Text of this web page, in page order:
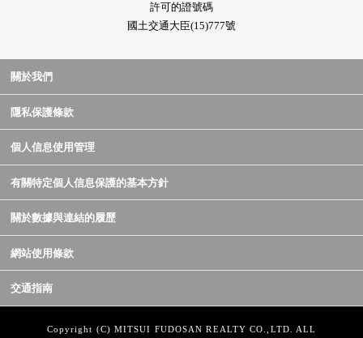
許可的證號碼
國土交通大臣(15)777號
關於我們
隱私保護條款
個人信息使用管理
有關特定個人信息保護的基本方針
關於數據與連結的履歷
網站使用條款
交通指南
Copyright (C) MITSUI FUDOSAN REALTY CO.,LTD. ALL